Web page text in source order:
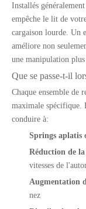
Installés
empêche le lit de
cargaison lourde. Un
améliore non
une manipulation plus
Que se passe-t-il
Chaque ensemble de
maximale spécifique.
conduire à:
Springs aplatis
Réduction de
vitesses de
Augmentation
nez